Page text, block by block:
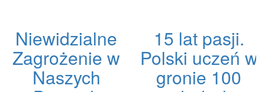
Niewidzialne
Zagrożenie w
Naszych
15 lat pasji.
Polski uczeń w
gronie 100